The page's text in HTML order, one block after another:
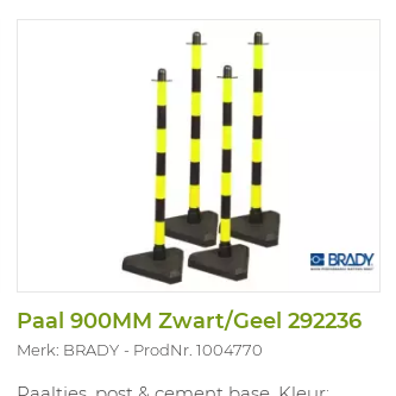
Paal 900MM Zwart/Geel 292236
Merk: BRADY ProdNr. 1004770